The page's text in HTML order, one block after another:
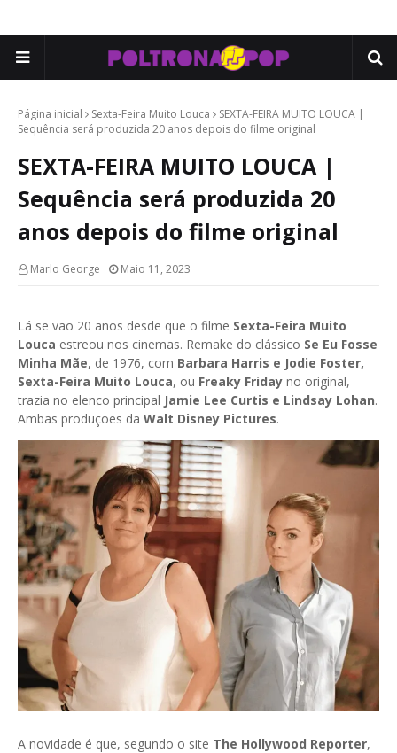
Página inicial Sexta-Feira Muito Louca
SEXTA-FEIRA MUITO LOUCA |
Sequência será produzida 20 anos depois do filme original
SEXTA-FEIRA MUITO LOUCA |
Sequência será produzida 20
anos depois do filme original
Marlo George Maio 11, 2023
Lá se vão 20 anos desde que o filme Sexta-Feira Muito
Louca estreou nos cinemas. Remake do clássico Se Eu Fosse
Minha Mãe, de 1976, com Barbara Harris e Jodie Foster,
Sexta-Feira Muito Louca, ou Freaky Friday no original,
trazia no elenco principal Jamie Lee Curtis e Lindsay Lohan.
Ambas produções da Walt Disney Pictures.
A novidade é que, segundo o site The Hollywood Reporter,